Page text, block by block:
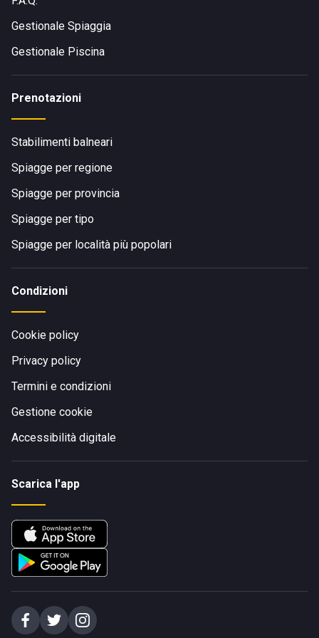
Gestionale Spiaggia
Gestionale Piscina
Prenotazioni
Stabilimenti balneari
Spiagge per regione
Spiagge per provincia
Spiagge per tipo
Spiagge per località più popolari
Condizioni
Cookie policy
Privacy policy
Termini e condizioni
Gestione cookie
Accessibilità digitale
Scarica l'app